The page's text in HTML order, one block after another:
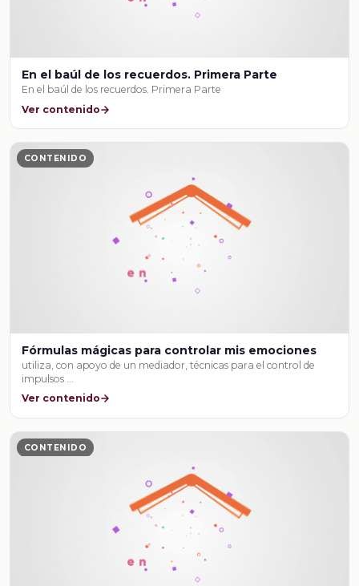
En el baúl de los recuerdos. Primera Parte
En el baúl de los recuerdos. Primera Parte
Ver contenido
CONTENIDO
Fórmulas mágicas para controlar mis emociones
utiliza, con apoyo de un mediador, técnicas para el control de
impulsos …
Ver contenido
CONTENIDO